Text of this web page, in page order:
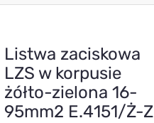
Listwa zaciskowa
LZS w korpusie
żółto-zielona 16-
95mm2 E.4151/Ż-Z